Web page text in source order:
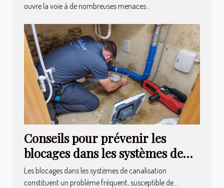
ouvre la voie à de nombreuses menaces...
Conseils pour prévenir les
blocages dans les systèmes de
canalisation
Les blocages dans les systèmes de canalisation
constituent un problème fréquent, susceptible de...